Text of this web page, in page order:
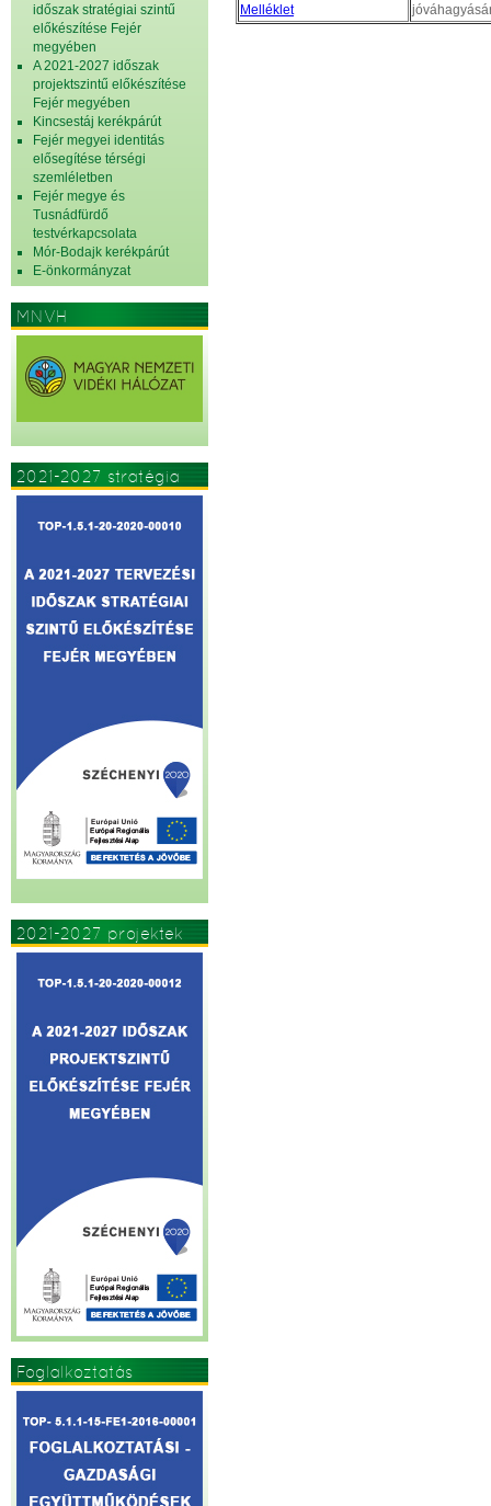
időszak stratégiai szintű
előkészítése Fejér
megyében
A 2021-2027 időszak
projektszintű előkészítése
Fejér megyében
Kincsestáj kerékpárút
Fejér megyei identitás
elősegítése térségi
szemléletben
Fejér megye és
Tusnádfürdő
testvérkapcsolata
Mór-Bodajk kerékpárút
E-önkormányzat
MNVH
2021-2027 stratégia
2021-2027 projektek
Foglalkoztatás
Melléklet